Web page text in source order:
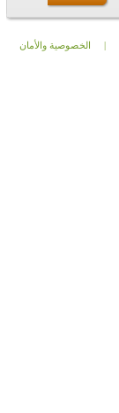
| الخصوصية والأمان